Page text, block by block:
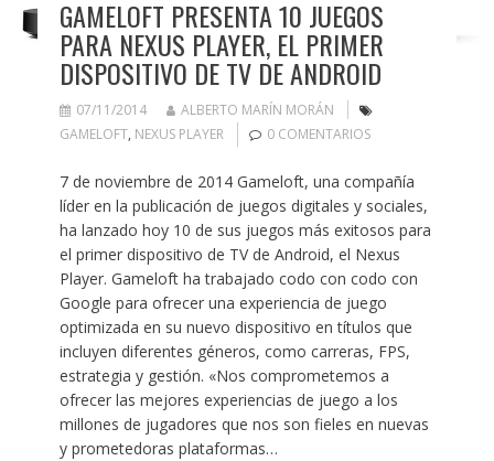
GAMELOFT PRESENTA 10 JUEGOS
PARA NEXUS PLAYER, EL PRIMER
DISPOSITIVO DE TV DE ANDROID
07/11/2014
ALBERTO MARÍN MORÁN
GAMELOFT, NEXUS PLAYER 0 COMENTARIOS
7 de noviembre de 2014 Gameloft, una compañía
líder en la publicación de juegos digitales y sociales,
ha lanzado hoy 10 de sus juegos más exitosos para
el primer dispositivo de TV de Android, el Nexus
Player. Gameloft ha trabajado codo con codo con
Google para ofrecer una experiencia de juego
optimizada en su nuevo dispositivo en títulos que
incluyen diferentes géneros, como carreras, FPS,
estrategia y gestión. «Nos comprometemos a
ofrecer las mejores experiencias de juego a los
millones de jugadores que nos son fieles en nuevas
y prometedoras plataformas…